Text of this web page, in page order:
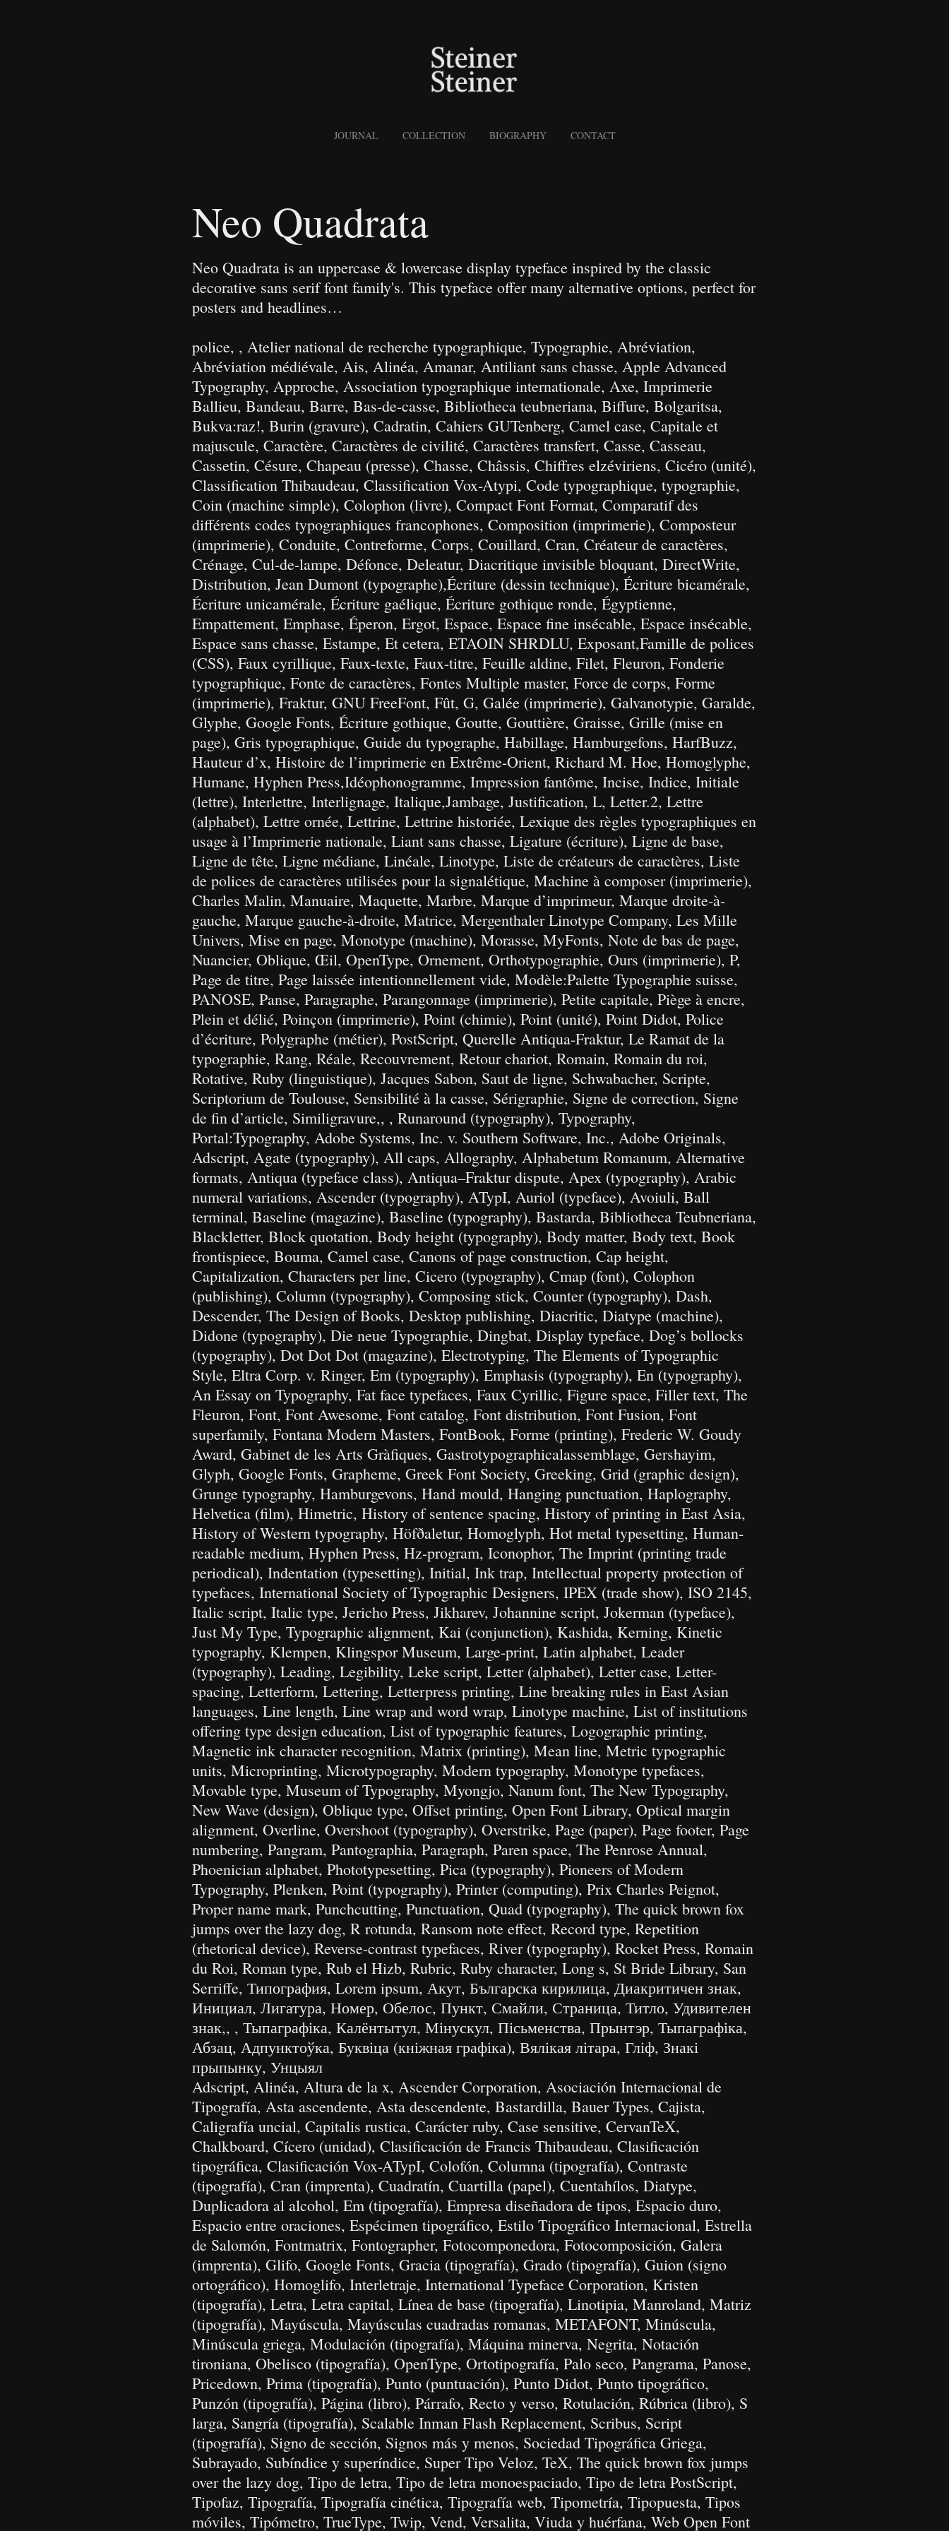
JOURNAL COLLECTION BIOGRAPHY CONTACT
Neo Quadrata
Neo Quadrata is an uppercase & lowercase display typeface inspired by the classic
decorative sans serif font family's. This typeface offer many alternative options, perfect for
posters and headlines…
police, , Atelier national de recherche typographique, Typographie, Abréviation,
Abréviation médiévale, Ais, Alinéa, Amanar, Antiliant sans chasse, Apple Advanced
Typography, Approche, Association typographique internationale, Axe, Imprimerie
Ballieu, Bandeau, Barre, Bas-de-casse, Bibliotheca teubneriana, Biffure, Bolgaritsa,
Bukva:raz!, Burin (gravure), Cadratin, Cahiers GUTenberg, Camel case, Capitale et
majuscule, Caractère, Caractères de civilité, Caractères transfert, Casse, Casseau,
Cassetin, Césure, Chapeau (presse), Chasse, Châssis, Chiffres elzéviriens, Cicéro (unité),
Classification Thibaudeau, Classification Vox-Atypi, Code typographique, typographie,
Coin (machine simple), Colophon (livre), Compact Font Format, Comparatif des
différents codes typographiques francophones, Composition (imprimerie), Composteur
(imprimerie), Conduite, Contreforme, Corps, Couillard, Cran, Créateur de caractères,
Crénage, Cul-de-lampe, Défonce, Deleatur, Diacritique invisible bloquant, DirectWrite,
Distribution, Jean Dumont (typographe),Écriture (dessin technique), Écriture bicamérale,
Écriture unicamérale, Écriture gaélique, Écriture gothique ronde, Égyptienne,
Empattement, Emphase, Éperon, Ergot, Espace, Espace fine insécable, Espace insécable,
Espace sans chasse, Estampe, Et cetera, ETAOIN SHRDLU, Exposant,Famille de polices
(CSS), Faux cyrillique, Faux-texte, Faux-titre, Feuille aldine, Filet, Fleuron, Fonderie
typographique, Fonte de caractères, Fontes Multiple master, Force de corps, Forme
(imprimerie), Fraktur, GNU FreeFont, Fût, G, Galée (imprimerie), Galvanotypie, Garalde,
Glyphe, Google Fonts, Écriture gothique, Goutte, Gouttière, Graisse, Grille (mise en
page), Gris typographique, Guide du typographe, Habillage, Hamburgefons, HarfBuzz,
Hauteur d’x, Histoire de l’imprimerie en Extrême-Orient, Richard M. Hoe, Homoglyphe,
Humane, Hyphen Press,Idéophonogramme, Impression fantôme, Incise, Indice, Initiale
(lettre), Interlettre, Interlignage, Italique,Jambage, Justification, L, Letter.2, Lettre
(alphabet), Lettre ornée, Lettrine, Lettrine historiée, Lexique des règles typographiques en
usage à l’Imprimerie nationale, Liant sans chasse, Ligature (écriture), Ligne de base,
Ligne de tête, Ligne médiane, Linéale, Linotype, Liste de créateurs de caractères, Liste
de polices de caractères utilisées pour la signalétique, Machine à composer (imprimerie),
Charles Malin, Manuaire, Maquette, Marbre, Marque d’imprimeur, Marque droite-à-
gauche, Marque gauche-à-droite, Matrice, Mergenthaler Linotype Company, Les Mille
Univers, Mise en page, Monotype (machine), Morasse, MyFonts, Note de bas de page,
Nuancier, Oblique, Œil, OpenType, Ornement, Orthotypographie, Ours (imprimerie), P,
Page de titre, Page laissée intentionnellement vide, Modèle:Palette Typographie suisse,
PANOSE, Panse, Paragraphe, Parangonnage (imprimerie), Petite capitale, Piège à encre,
Plein et délié, Poinçon (imprimerie), Point (chimie), Point (unité), Point Didot, Police
d’écriture, Polygraphe (métier), PostScript, Querelle Antiqua-Fraktur, Le Ramat de la
typographie, Rang, Réale, Recouvrement, Retour chariot, Romain, Romain du roi,
Rotative, Ruby (linguistique), Jacques Sabon, Saut de ligne, Schwabacher, Scripte,
Scriptorium de Toulouse, Sensibilité à la casse, Sérigraphie, Signe de correction, Signe
de fin d’article, Similigravure,, , Runaround (typography), Typography,
Portal:Typography, Adobe Systems, Inc. v. Southern Software, Inc., Adobe Originals,
Adscript, Agate (typography), All caps, Allography, Alphabetum Romanum, Alternative
formats, Antiqua (typeface class), Antiqua–Fraktur dispute, Apex (typography), Arabic
numeral variations, Ascender (typography), ATypI, Auriol (typeface), Avoiuli, Ball
terminal, Baseline (magazine), Baseline (typography), Bastarda, Bibliotheca Teubneriana,
Blackletter, Block quotation, Body height (typography), Body matter, Body text, Book
frontispiece, Bouma, Camel case, Canons of page construction, Cap height,
Capitalization, Characters per line, Cicero (typography), Cmap (font), Colophon
(publishing), Column (typography), Composing stick, Counter (typography), Dash,
Descender, The Design of Books, Desktop publishing, Diacritic, Diatype (machine),
Didone (typography), Die neue Typographie, Dingbat, Display typeface, Dog’s bollocks
(typography), Dot Dot Dot (magazine), Electrotyping, The Elements of Typographic
Style, Eltra Corp. v. Ringer, Em (typography), Emphasis (typography), En (typography),
An Essay on Typography, Fat face typefaces, Faux Cyrillic, Figure space, Filler text, The
Fleuron, Font, Font Awesome, Font catalog, Font distribution, Font Fusion, Font
superfamily, Fontana Modern Masters, FontBook, Forme (printing), Frederic W. Goudy
Award, Gabinet de les Arts Gràfiques, Gastrotypographicalassemblage, Gershayim,
Glyph, Google Fonts, Grapheme, Greek Font Society, Greeking, Grid (graphic design),
Grunge typography, Hamburgevons, Hand mould, Hanging punctuation, Haplography,
Helvetica (film), Himetric, History of sentence spacing, History of printing in East Asia,
History of Western typography, Höfðaletur, Homoglyph, Hot metal typesetting, Human-
readable medium, Hyphen Press, Hz-program, Iconophor, The Imprint (printing trade
periodical), Indentation (typesetting), Initial, Ink trap, Intellectual property protection of
typefaces, International Society of Typographic Designers, IPEX (trade show), ISO 2145,
Italic script, Italic type, Jericho Press, Jikharev, Johannine script, Jokerman (typeface),
Just My Type, Typographic alignment, Kai (conjunction), Kashida, Kerning, Kinetic
typography, Klempen, Klingspor Museum, Large-print, Latin alphabet, Leader
(typography), Leading, Legibility, Leke script, Letter (alphabet), Letter case, Letter-
spacing, Letterform, Lettering, Letterpress printing, Line breaking rules in East Asian
languages, Line length, Line wrap and word wrap, Linotype machine, List of institutions
offering type design education, List of typographic features, Logographic printing,
Magnetic ink character recognition, Matrix (printing), Mean line, Metric typographic
units, Microprinting, Microtypography, Modern typography, Monotype typefaces,
Movable type, Museum of Typography, Myongjo, Nanum font, The New Typography,
New Wave (design), Oblique type, Offset printing, Open Font Library, Optical margin
alignment, Overline, Overshoot (typography), Overstrike, Page (paper), Page footer, Page
numbering, Pangram, Pantographia, Paragraph, Paren space, The Penrose Annual,
Phoenician alphabet, Phototypesetting, Pica (typography), Pioneers of Modern
Typography, Plenken, Point (typography), Printer (computing), Prix Charles Peignot,
Proper name mark, Punchcutting, Punctuation, Quad (typography), The quick brown fox
jumps over the lazy dog, R rotunda, Ransom note effect, Record type, Repetition
(rhetorical device), Reverse-contrast typefaces, River (typography), Rocket Press, Romain
du Roi, Roman type, Rub el Hizb, Rubric, Ruby character, Long s, St Bride Library, San
Serriffe, Типография, Lorem ipsum, Акут, Българска кирилица, Диакритичен знак,
Инициал, Лигатура, Номер, Обелос, Пункт, Смайли, Страница, Титло, Удивителен
знак,, , Тыпаграфіка, Калёнтытул, Мінускул, Пісьменства, Прынтэр, Тыпаграфіка,
Абзац, Адпунктоўка, Буквіца (кніжная графіка), Вялікая літара, Гліф, Знакі
прыпынку, Унцыял
Adscript, Alinéa, Altura de la x, Ascender Corporation, Asociación Internacional de
Tipografía, Asta ascendente, Asta descendente, Bastardilla, Bauer Types, Cajista,
Caligrafía uncial, Capitalis rustica, Carácter ruby, Case sensitive, CervanTeX,
Chalkboard, Cícero (unidad), Clasificación de Francis Thibaudeau, Clasificación
tipográfica, Clasificación Vox-ATypI, Colofón, Columna (tipografía), Contraste
(tipografía), Cran (imprenta), Cuadratín, Cuartilla (papel), Cuentahílos, Diatype,
Duplicadora al alcohol, Em (tipografía), Empresa diseñadora de tipos, Espacio duro,
Espacio entre oraciones, Espécimen tipográfico, Estilo Tipográfico Internacional, Estrella
de Salomón, Fontmatrix, Fontographer, Fotocomponedora, Fotocomposición, Galera
(imprenta), Glifo, Google Fonts, Gracia (tipografía), Grado (tipografía), Guion (signo
ortográfico), Homoglifo, Interletraje, International Typeface Corporation, Kristen
(tipografía), Letra, Letra capital, Línea de base (tipografía), Linotipia, Manroland, Matriz
(tipografía), Mayúscula, Mayúsculas cuadradas romanas, METAFONT, Minúscula,
Minúscula griega, Modulación (tipografía), Máquina minerva, Negrita, Notación
tironiana, Obelisco (tipografía), OpenType, Ortotipografía, Palo seco, Pangrama, Panose,
Pricedown, Prima (tipografía), Punto (puntuación), Punto Didot, Punto tipográfico,
Punzón (tipografía), Página (libro), Párrafo, Recto y verso, Rotulación, Rúbrica (libro), S
larga, Sangría (tipografía), Scalable Inman Flash Replacement, Scribus, Script
(tipografía), Signo de sección, Signos más y menos, Sociedad Tipográfica Griega,
Subrayado, Subíndice y superíndice, Super Tipo Veloz, TeX, The quick brown fox jumps
over the lazy dog, Tipo de letra, Tipo de letra monoespaciado, Tipo de letra PostScript,
Tipofaz, Tipografía, Tipografía cinética, Tipografía web, Tipometría, Tipopuesta, Tipos
móviles, Tipómetro, TrueType, Twip, Vend, Versalita, Viuda y huérfana, Web Open Font